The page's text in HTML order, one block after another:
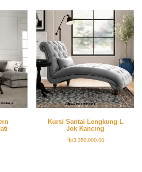
Kursi Santai Lengkung L
Jok Kancing
Rp3,350,000.00